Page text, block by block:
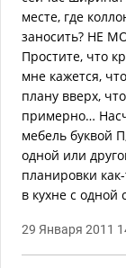
месте, где
заносить? НЕ
Простите, что
мне кажется,
плану вверх,
примерно…
мебель буквой
одной или
планировки
в кухне с одной
29 Января 2011